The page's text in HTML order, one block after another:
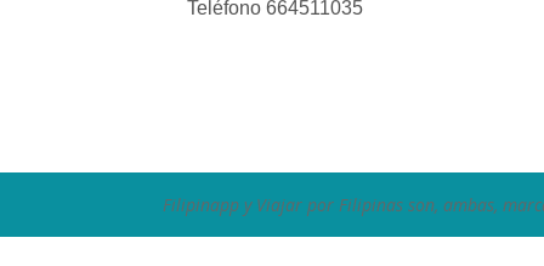
Teléfono 664511035
Filipinapp y Viajar por Filipinas son, ambas,